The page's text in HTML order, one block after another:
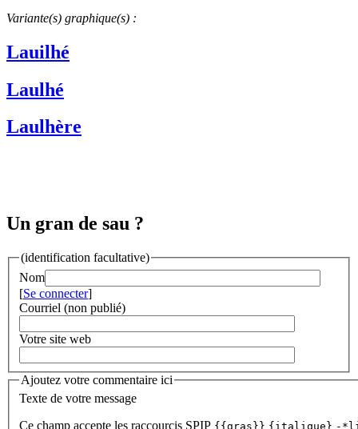
Variante(s) graphique(s) :
Lauilhé
Laulhé
Laulhère
Un gran de sau ?
(identification facultative)
Nom
[Se connecter]
Courriel (non publié)
Votre site web
Ajoutez votre commentaire ici
Texte de votre message
Ce champ accepte les raccourcis SPIP {{gras}} {italique} -